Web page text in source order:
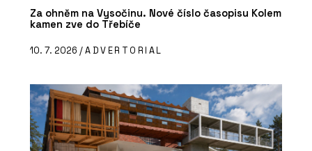
Za ohněm na Vysočinu. Nové číslo časopisu Kolem
kamen zve do Třebíče
10. 7. 2026 /ADVERTORIAL